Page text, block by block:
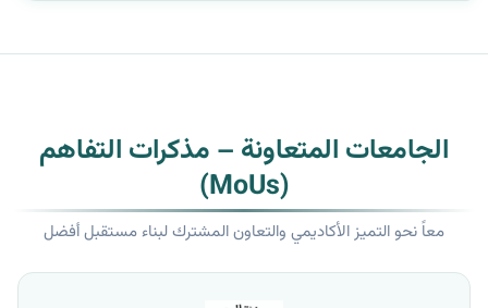
الجامعات المتعاونة – مذكرات التفاهم
(MoUs)
معاً نحو التميز الأكاديمي والتعاون المشترك لبناء مستقبل أفضل